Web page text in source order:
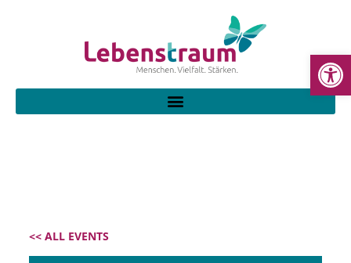
<< ALL EVENTS